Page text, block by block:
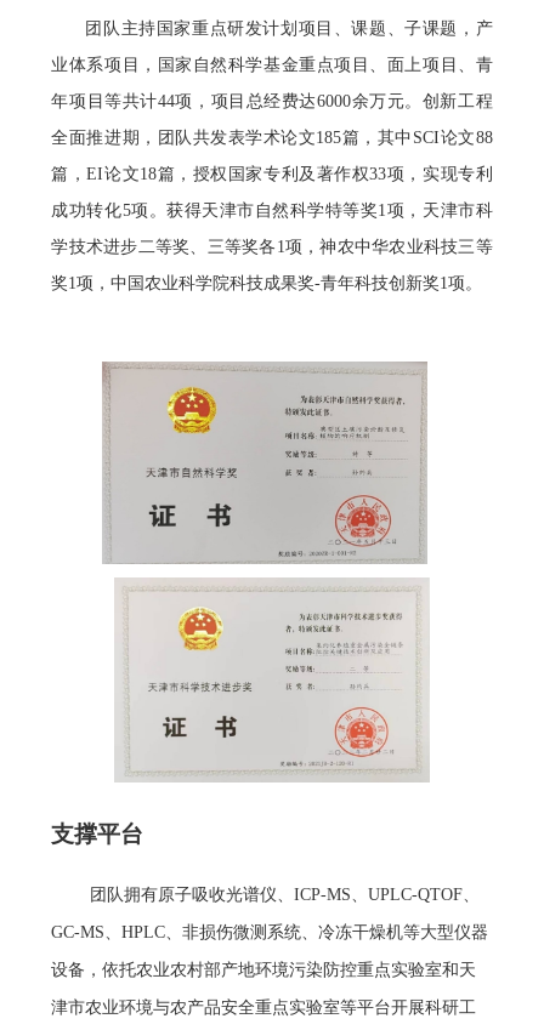
团队主持国家重点研发计划项目、课题、子课题，产
业体系项目，国家自然科学基金重点项目、面上项目、青
年项目等共计44项，项目总经费达6000余万元。创新工程
全面推进期，团队共发表学术论文185篇，其中SCI论文88
篇，EI论文18篇，授权国家专利及著作权33项，实现专利
成功转化5项。获得天津市自然科学特等奖1项，天津市科
学技术进步二等奖、三等奖各1项，神农中华农业科技三等
奖1项，中国农业科学院科技成果奖-青年科技创新奖1项。
支撑平台
团队拥有原子吸收光谱仪、ICP-MS、UPLC-QTOF、
GC-MS、HPLC、非损伤微测系统、冷冻干燥机等大型仪器
设备，依托农业农村部产地环境污染防控重点实验室和天
津市农业环境与农产品安全重点实验室等平台开展科研工